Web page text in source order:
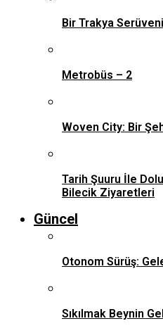
Bir Trakya Serüveni
Metrobüs – 2
Woven City: Bir
Tarih Şuuru İle
Bilecik Ziyaretleri
Güncel
Otonom Sürüş:
Sıkılmak Beynin